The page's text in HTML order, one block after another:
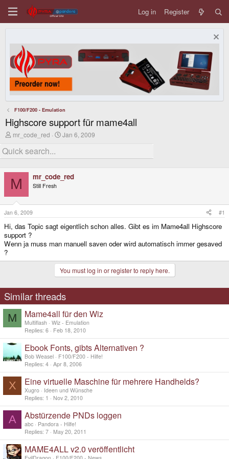
Log in Register
F100/F200 - Emulation
Highscore support für mame4all
T
r
e
d
s
t
a
r
e
mr_code_red
S
r
a
Jan 6, 2009
M mr_code_red
Still Fresh
Jan 6, 2009 #1
Hi, das Topic sagt eigentlich schon alles. Gibt es im Mame4all Highscore
support ?
Wenn ja muss man manuell saven oder wird automatisch immer gesaved
?
You must log in or register to reply here.
Similar threads
M Mame4all für den Wiz
Multiflash
Wiz - Emulation
Replies 6 Feb 18, 2010
Ebook Fonts, gibts Alternativen ?
Bob Weasel
F100/F200 - Hilfe!
Replies 4 Apr 8, 2006
X Eine virtuelle Maschine für mehrere Handhelds?
Xugro
Ideen und Wünsche
Replies 1 Nov 2, 2010
A Abstürzende PNDs loggen
abc
Pandora - Hilfe!
Replies 7 May 20, 2011
MAME4ALL v2.0 veröffentlicht
EvilDragon F100/F200 - News